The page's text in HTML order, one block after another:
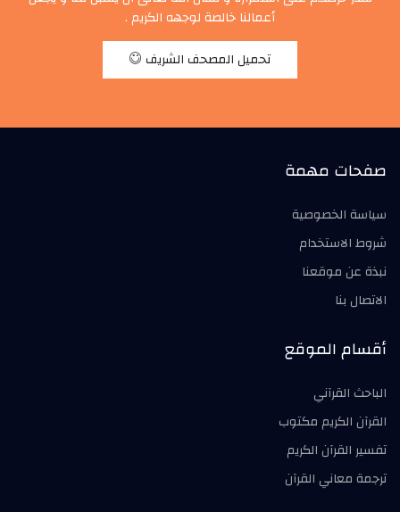
أعمالنا خالصة لوجهه الكريم .
تحميل المصحف الشريف
صفحات مهمة
سياسة الخصوصية
شروط الاستخدام
نبذة عن موقعنا
الاتصال بنا
أقسام الموقع
الباحث القرآني
القرآن الكريم مكتوب
تفسير القرآن الكريم
ترجمة معاني القرآن